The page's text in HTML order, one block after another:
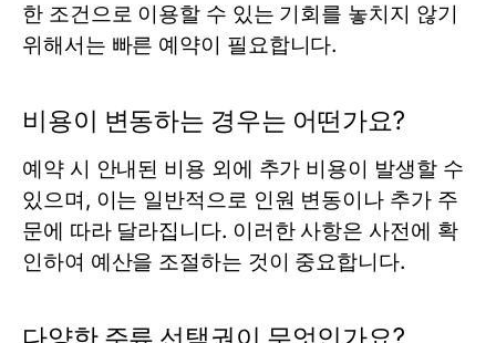
한 조건으로 이용할 수 있는 기회를 놓치지 않기
위해서는 빠른 예약이 필요합니다.
비용이 변동하는 경우는 어떤가요?
예약 시 안내된 비용 외에 추가 비용이 발생할 수
있으며, 이는 일반적으로 인원 변동이나 추가 주
문에 따라 달라집니다. 이러한 사항은 사전에 확
인하여 예산을 조절하는 것이 중요합니다.